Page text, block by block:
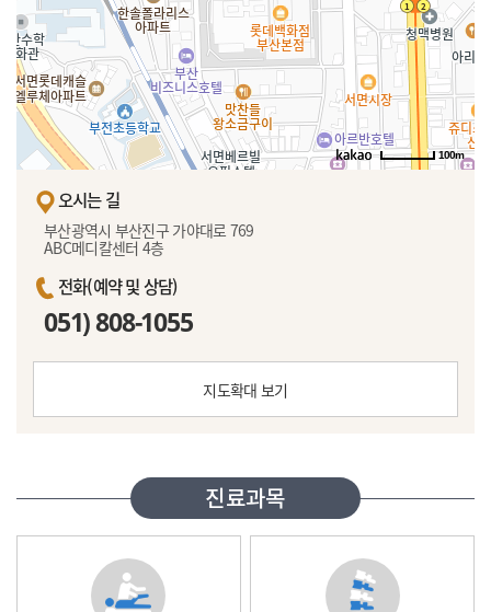
100m
오시는 길
부산광역시 부산진구 가야대로 769
ABC메디칼센터 4층
전화(예약 및 상담)
051) 808-1055
지도확대 보기
진료과목